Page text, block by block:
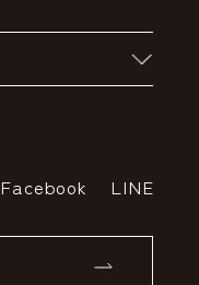
Facebook LINE